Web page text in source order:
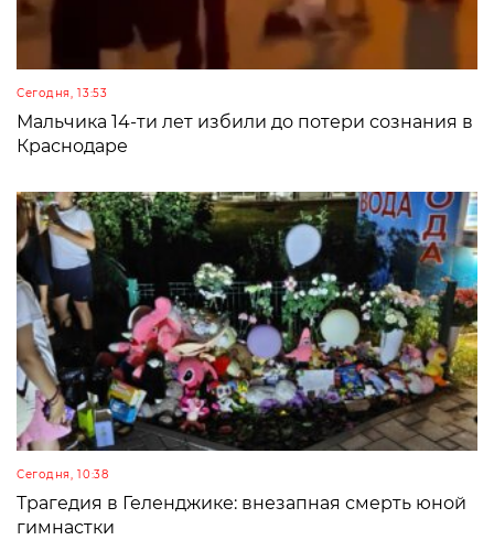
Сегодня, 13:53
Мальчика 14-ти лет избили до потери сознания в
Краснодаре
Сегодня, 10:38
Трагедия в Геленджике: внезапная смерть юной
гимнастки